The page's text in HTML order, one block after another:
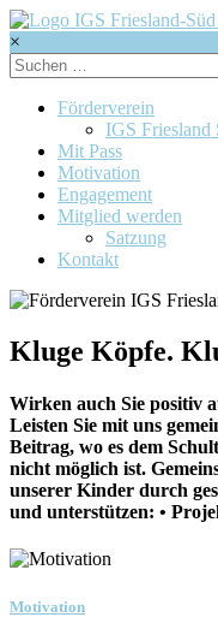
Zum
Inhalt
springen
IGS
Friesland-
Süd
×
Förderverein
IGS Friesland
Mit Pass
Motivation
Engagement
Mitglied werden
Satzung
Kontakt
Kluge Köpfe.
Wirken auch Sie positiv
Leisten Sie mit uns
Beitrag, wo es dem
nicht möglich ist.
unserer Kinder durch
und unterstützen: •
Motivation